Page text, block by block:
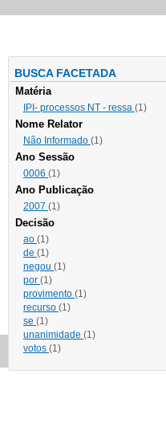
BUSCA FACETADA
Matéria
IPI- processos NT - ressa (1)
Nome Relator
Não Informado (1)
Ano Sessão
0006 (1)
Ano Publicação
2007 (1)
Decisão
ao (1)
de (1)
negou (1)
por (1)
provimento (1)
recurso (1)
se (1)
unanimidade (1)
votos (1)